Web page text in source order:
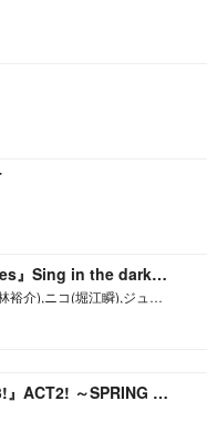
『HELIOS Rising Heroes』Sing in the darkness「FACTS ERROR」/「dawn light」
セイジ・スカイフォール(小林裕介),ニコ(堀江瞬),ジュード・アレス(鈴木崚汰),ビアンキ・ロウ(田丸篤志)
「MANKAI STAGE『A3!』ACT2! ～SPRING 2023～」MUSIC COLLECTION